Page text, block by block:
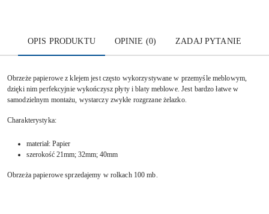
OPIS PRODUKTU OPINIE (0) ZADAJ PYTANIE
Obrzeże papierowe z klejem jest często wykorzystywane w przemyśle meblowym,
dzięki nim perfekcyjnie wykończysz płyty i blaty meblowe. Jest bardzo łatwe w
samodzielnym montażu, wystarczy zwykłe rozgrzane żelazko.
Charakterystyka:
materiał: Papier
szerokość 21mm; 32mm; 40mm
Obrzeża papierowe sprzedajemy w rolkach 100 mb.